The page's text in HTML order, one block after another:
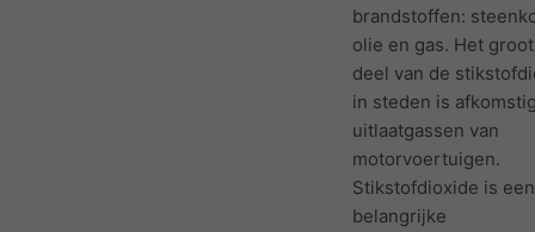
brandstoffen:
olie en gas. Het
deel van de
in steden is
uitlaatgassen van
motorvoertuigen.
Stikstofdioxide is een
belangrijke